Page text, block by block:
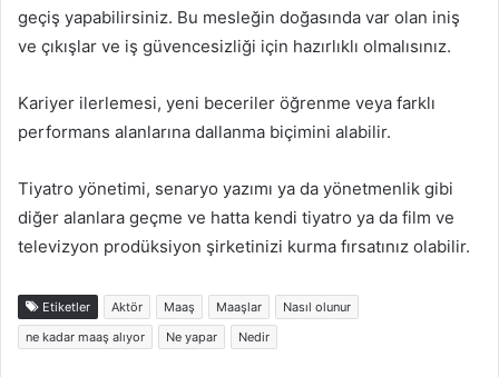
geçiş yapabilirsiniz. Bu mesleğin doğasında var olan iniş
ve çıkışlar ve iş güvencesizliği için hazırlıklı olmalısınız.
Kariyer ilerlemesi, yeni beceriler öğrenme veya farklı
performans alanlarına dallanma biçimini alabilir.
Tiyatro yönetimi, senaryo yazımı ya da yönetmenlik gibi
diğer alanlara geçme ve hatta kendi tiyatro ya da film ve
televizyon prodüksiyon şirketinizi kurma fırsatınız olabilir.
Etiketler Aktör Maaş Maaşlar
Nasıl olunur
ne kadar maaş alıyor
Ne yapar Nedir